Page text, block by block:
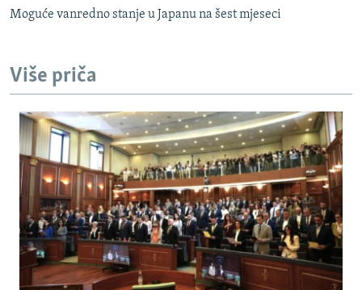
Moguće vanredno stanje u Japanu na šest mjeseci
Više priča